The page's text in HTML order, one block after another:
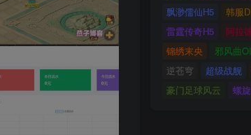
飘渺儒仙H5
韩服
雷霆传奇H5
阿拉
锦绣末央
邪风曲
逆苍穹
超级战舰
豪门足球风云
螺